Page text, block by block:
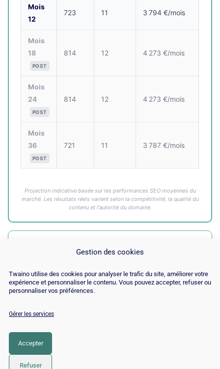
Gestion des cookies
Twaino utilise des cookies pour analyser le trafic du site, améliorer votre
expérience et personnaliser le contenu. Vous pouvez accepter, refuser ou
personnaliser vos préférences.
Gérer les services
Accepter
Refuser
Mois
12
723 11 3 794 €/mois
Mois
18
POST
814 12 4 273 €/mois
Mois
24
POST
814 12 4 273 €/mois
Mois
36
POST
721 11 3 787 €/mois
Projection indicative basée sur les performances SEO moyennes du
marché. Les résultats réels varient selon la compétitivité, la qualité du
contenu et l'autorité du domaine.
© Copyright 2026 |
Recrutements